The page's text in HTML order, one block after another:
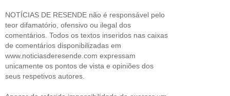
NOTÍCIAS DE RESENDE não é responsável pelo
teor difamatório, ofensivo ou ilegal dos
comentários. Todos os textos inseridos nas caixas
de comentários disponibilizadas em
www.noticiasderesende.com expressam
unicamente os pontos de vista e opiniões dos
seus respetivos autores.